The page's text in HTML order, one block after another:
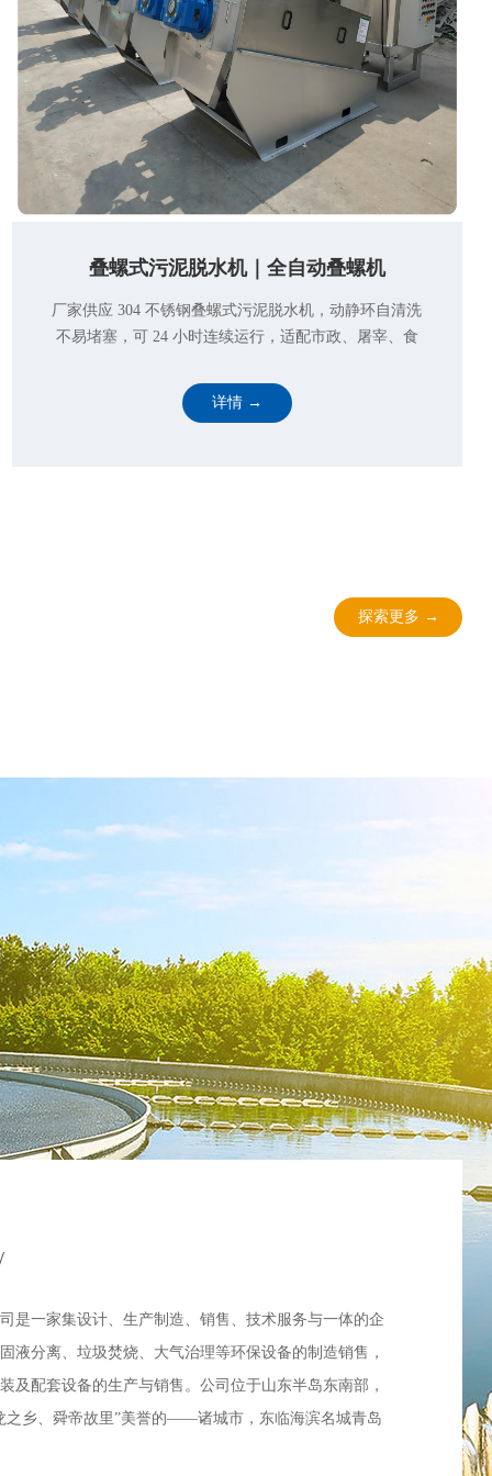
叠螺式污泥脱水机｜全自动叠螺机
厂家供应 304 不锈钢叠螺式污泥脱水机，动静环自清洗
不易堵塞，可 24 小时连续运行，适配市政、屠宰、食
详情 →
探索更多 →
是一家集设计、生产制造、销售、技术服务与一体的企
液分离、垃圾焚烧、大气治理等环保设备的制造销售，
及配套设备的生产与销售。公司位于山东半岛东南部，
之乡、舜帝故里”美誉的——诸城市，东临海滨名城青岛